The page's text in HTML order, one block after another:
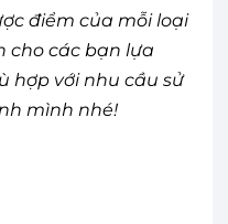
điểm của mỗi loại
cho các bạn lựa
hợp với nhu cầu sử
mình nhé!